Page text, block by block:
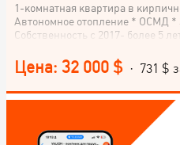
1-комнатная квартира в
Автономное отопление * ОСМД
Собственность с 2017- более 5
балкона * Вся инфраструктура в
кладовка между этадами с
Цена: 32 000 $ · 731 $